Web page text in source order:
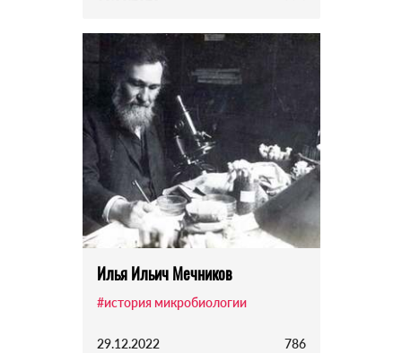
Илья Ильич Мечников
#история микробиологии
29.12.2022 786